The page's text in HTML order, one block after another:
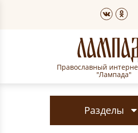
Православный
"Лампада"
Разделы